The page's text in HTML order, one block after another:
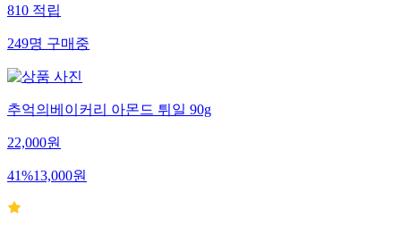
810적립
249명구매중
추억의베이커리 아몬드 튀일 90g
22,000원
41%13,000원